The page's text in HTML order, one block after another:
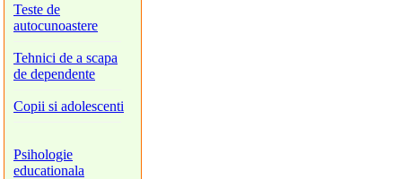
Teste de
autocunoastere
Tehnici de a scapa
de dependente
Copii si adolescenti
Psihologie
educationala